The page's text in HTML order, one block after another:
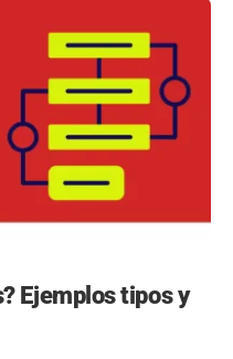
Ejemplos tipos y